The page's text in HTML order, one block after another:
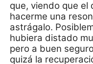
que, viendo que
hacerme una
astrágalo.
hubiera distado
pero a buen
quizá la